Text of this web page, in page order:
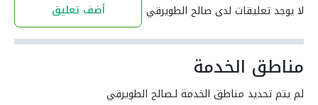
لا يوجد تعليقات لدى صالح الطويرقي أضف تعليق
مناطق الخدمة
لم يتم تحديد مناطق الخدمة لـصالح الطويرقي